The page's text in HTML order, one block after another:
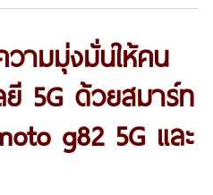
วามมุ่งมั่นให้คน
ลยี 5G ด้วยสมาร์ท
g82 5G และ